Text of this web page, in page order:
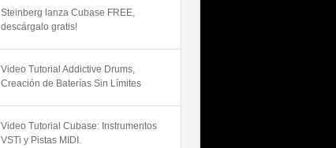
Steinberg lanza Cubase FREE,
descárgalo gratis!
Video Tutorial Addictive Drums,
Creación de Baterías Sin Límites
Video Tutorial Cubase: Instrumentos
VSTi y Pistas MIDI.